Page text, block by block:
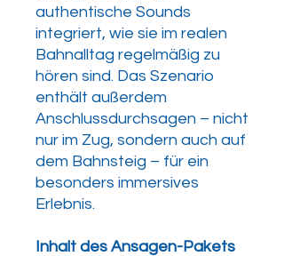
authentische Sounds
integriert, wie sie im realen
Bahnalltag regelmäßig zu
hören sind. Das Szenario
enthält außerdem
Anschlussdurchsagen – nicht
nur im Zug, sondern auch auf
dem Bahnsteig – für ein
besonders immersives
Erlebnis.
Inhalt des Ansagen-Pakets